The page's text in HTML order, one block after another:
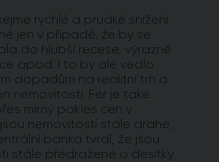
rychlé a prudké snížení
jen v případě, že by se
do hlubší recese, výrazně
apod. I to by ale vedlo
dopadům na realitní trh a
nemovitostí. Fér je také
mírný pokles cen v
nemovitosti stále drahé,
banka tvrdí, že jsou
stále předražené o desítky